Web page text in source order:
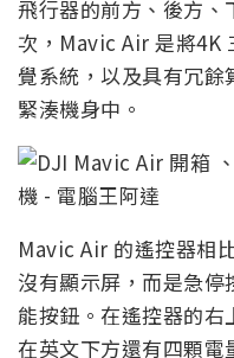
飛行器的前方、後方
次，Mavic Air 是將4K
覺系統，以及具有冗
緊湊機身中。
Mavic Air 的遙控器相
沒有顯示屏，而是急
能按鈕。在遙控器的
在英文下方還有四顆